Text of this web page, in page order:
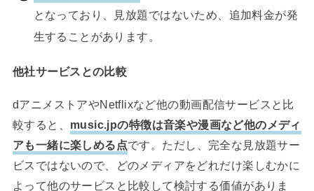
となっており、見放題ではないため、追加料金が発
生することがあります。
他社サービスとの比較
dアニメストアやNetflixなど他の動画配信サービスと比
較すると、 music.jpの特徴は音楽や漫画など他のメディ
アも一緒に楽しめる点です。ただし、完全な見放題サー
ビスではないので、どのメディアをどれだけ楽しむかに
よって他のサービスと比較して検討する価値がありま